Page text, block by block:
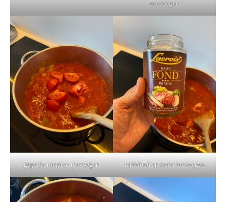
toevoegen
gepelde tomaten toevoegen kalfsfond en water toevoegen